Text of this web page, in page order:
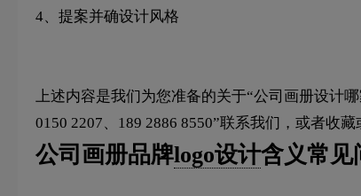
4、提案并确设计风格
上述内容是我们为您准备的关于“公司画册设计
0150 2207、189 2886 8550”联系我们，或者收
公司画册品牌logo设计含义常见